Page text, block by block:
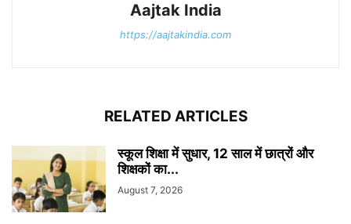
Aajtak India
https://aajtakindia.com
RELATED ARTICLES
स्कूल शिक्षा में सुधार, 12 साल में छात्रों और
शिक्षकों का...
August 7, 2026